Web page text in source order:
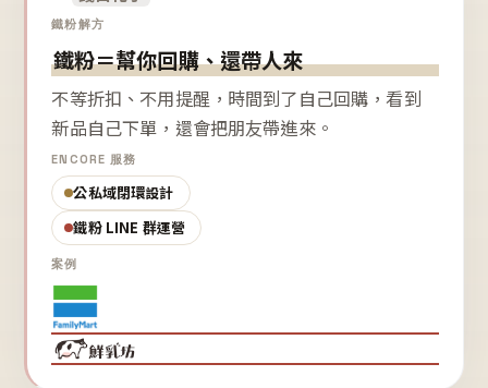
鐵粉解方
鐵粉＝幫你回購、還帶人來
不等折扣、不用提醒，時間到了自己回購，看到
新品自己下單，還會把朋友帶進來。
ENCORE 服務
公私域閉環設計
鐵粉 LINE 群運營
案例